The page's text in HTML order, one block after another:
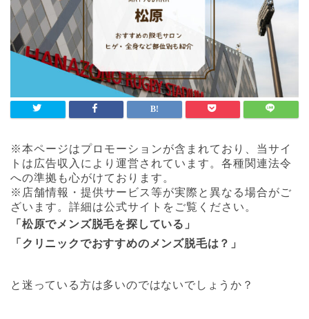
※本ページはプロモーションが含まれており、当サイ
トは広告収入により運営されています。各種関連法令
への準拠も心がけております。
※店舗情報・提供サービス等が実際と異なる場合がご
ざいます。詳細は公式サイトをご覧ください。
「松原でメンズ脱毛を探している」
「クリニックでおすすめのメンズ脱毛は？」
と迷っている方は多いのではないでしょうか？